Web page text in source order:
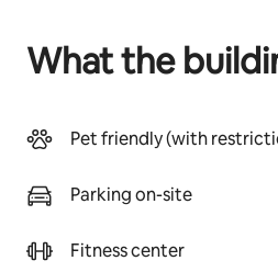
What the
Pet friendly (with
Parking on-site
Fitness center